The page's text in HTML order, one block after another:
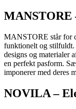
MANSTORE
MANSTORE står for
funktionelt og
designs og materialer
en perfekt pasform.
imponerer med deres
NOVILA –